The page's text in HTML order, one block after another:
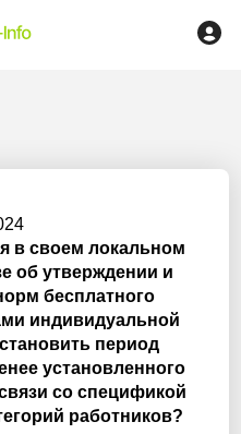
в своем локальном
об утверждении и
бесплатного
индивидуальной
период
установленного
со спецификой
работников?